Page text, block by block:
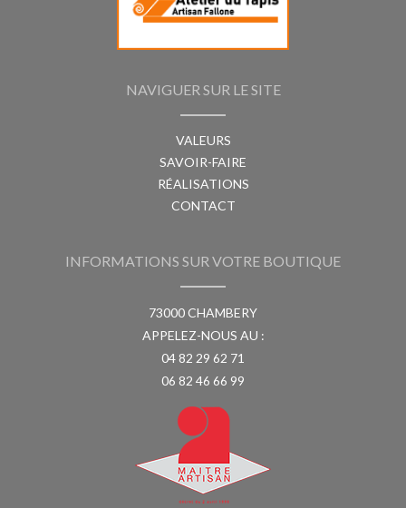
NAVIGUER SUR LE SITE
VALEURS
SAVOIR-FAIRE
RÉALISATIONS
CONTACT
INFORMATIONS SUR VOTRE BOUTIQUE
73000 CHAMBERY
APPELEZ-NOUS AU :
04 82 29 62 71
06 82 46 66 99